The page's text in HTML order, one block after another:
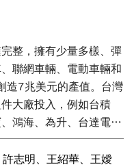
部等單位致力科技完備
車應用在公共接駁、智
汽車電子成長爆發力，
重要里程碑邁進。
整，擁有少量多樣、彈
聯網車輛、電動車輛和
造7兆美元的產值。台灣
大廠投入，例如台積
鴻海、為升、台達電、
要的角色。行政院亞洲
載具科技創新實驗條
志明、王紹華、王嬡